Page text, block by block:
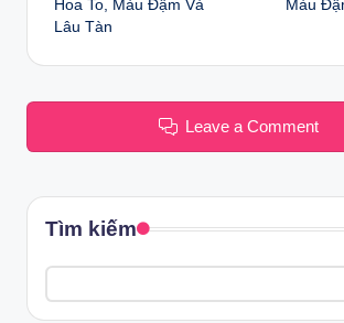
Hoa To, Màu Đậm Và
Lâu Tàn
Màu
Leave a Comment
Tìm kiếm